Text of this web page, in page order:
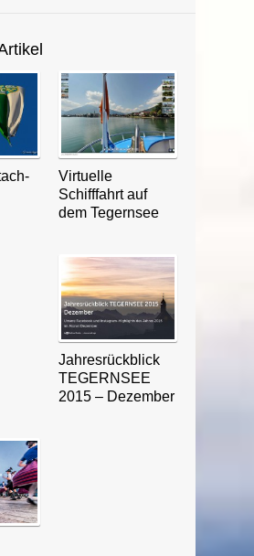
Virtuelle
Schifffahrt auf
dem Tegernsee
Jahresrückblick
TEGERNSEE
2015 – Dezember